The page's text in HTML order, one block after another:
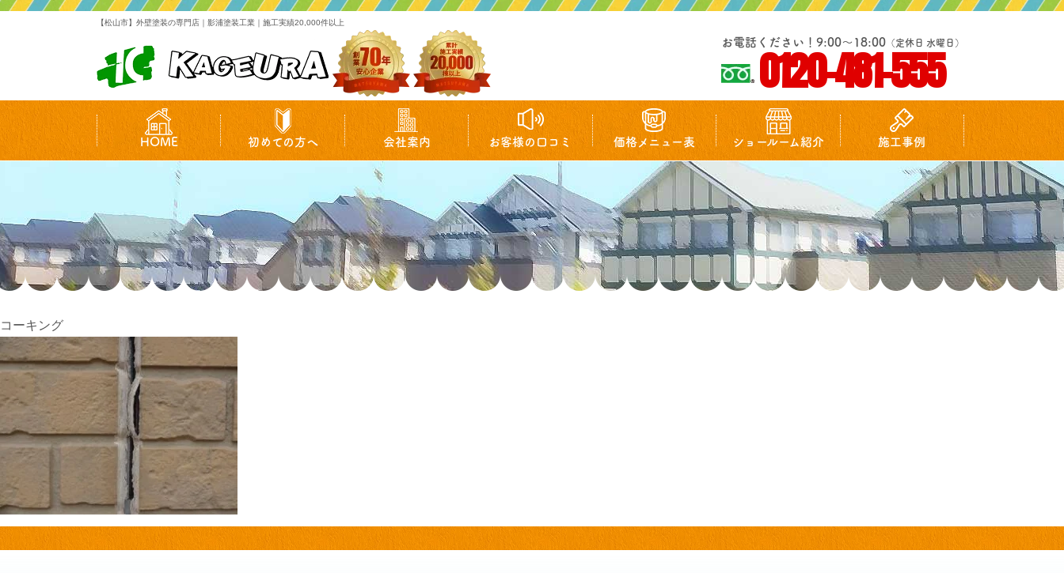
【松山市】外壁塗装の専門店｜影浦塗装工業｜施工実績20,000件以上
お電話ください！9:00～18:00 （定休日 水曜日）
0120-481-555
HOME 初めての方へ 会社案内 お客様の口コミ 価格メニュー表 ショールーム紹介 施工事例
コーキング